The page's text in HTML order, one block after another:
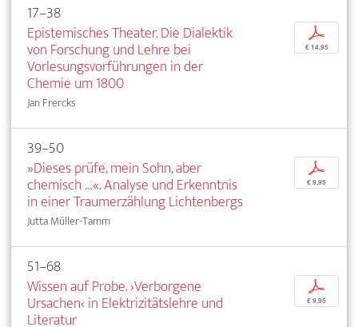
17–38
Epistemisches Theater. Die Dialektik
von Forschung und Lehre bei
Vorlesungsvorführungen in der
Chemie um 1800
Jan Frercks
p
€ 14,95
39–50
»Dieses prüfe, mein Sohn, aber
chemisch …«. Analyse und Erkenntnis
in einer Traumerzählung Lichtenbergs
Jutta Müller-Tamm
p
€ 9,95
51–68
Wissen auf Probe. ›Verborgene
Ursachen‹ in Elektrizitätslehre und
Literatur
p
€ 9,95